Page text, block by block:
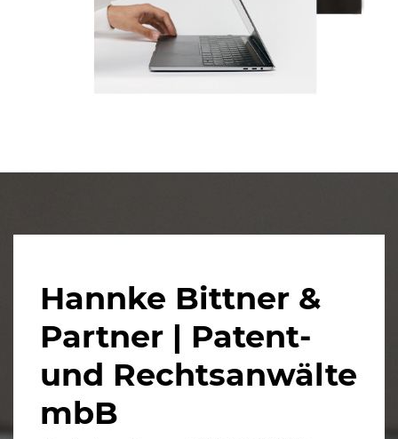
Hannke Bittner &
Partner | Patent-
und Rechtsanwälte
mbB